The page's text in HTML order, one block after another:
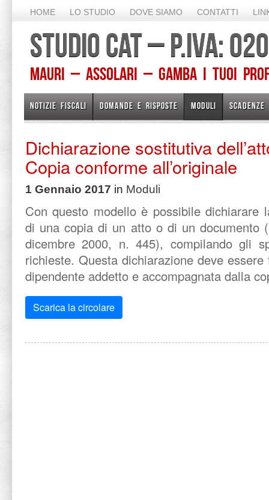
HOME LO STUDIO DOVE SIAMO CONTATTI
STUDIO CAT – P.IVA:
Mauri – Assolari – Gamba I TUOI
NOTIZIE FISCALI DOMANDE E RISPOSTE MODULI SCADENZE
Dichiarazione sostitutiva
Copia conforme all’originale
1 Gennaio 2017 in Moduli
Con questo modello è possibile dichiarare
di una copia di un atto o di un documento
dicembre 2000, n. 445), compilando gli
richieste. Questa dichiarazione deve
dipendente addetto e accompagnata dalla
Scarica la circolare